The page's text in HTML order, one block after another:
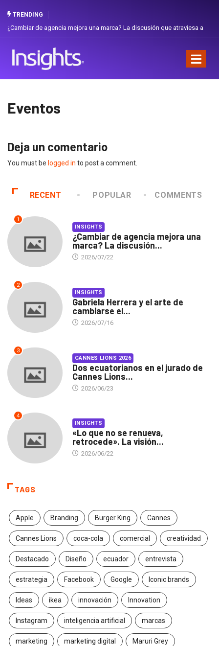
TRENDING
¿Cambiar de agencia mejora una marca? La discusión que atraviesa a
Eventos
Deja un comentario
You must be logged in to post a comment.
RECENT POPULAR COMMENTS
1
INSIGHTS
¿Cambiar de agencia mejora una
marca? La discusión...
2026/07/22
2
INSIGHTS
Gabriela Herrera y el arte de
cambiarse el...
2026/07/16
3
CANNES LIONS 2026
Dos ecuatorianos en el jurado de
Cannes Lions...
2026/06/23
4
INSIGHTS
«Lo que no se renueva,
retrocede». La visión...
2026/06/22
TAGS
Apple Branding Burger King Cannes
Cannes Lions coca-cola comercial creatividad
Destacado Diseño ecuador entrevista
estrategia Facebook Google Iconic brands
Ideas ikea innovación Innovation
Instagram inteligencia artificial marcas
marketing marketing digital Maruri Grey